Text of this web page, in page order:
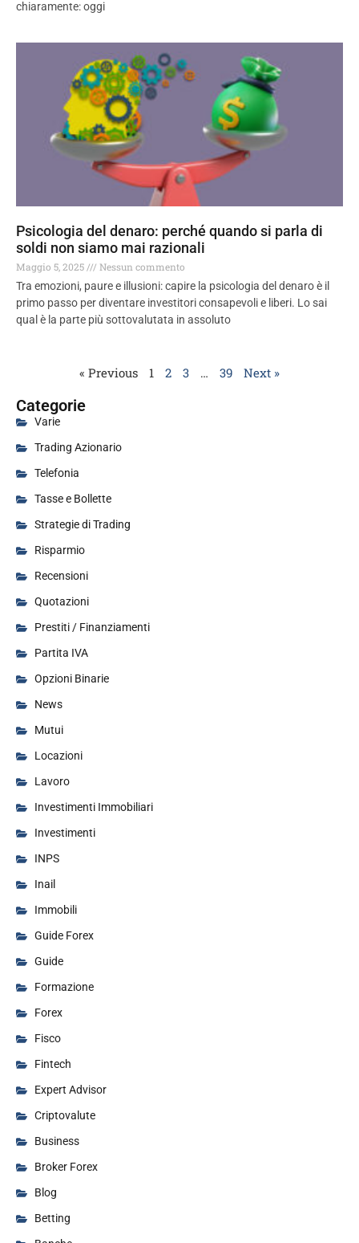
chiaramente: oggi
Psicologia del denaro: perché quando si parla di
soldi non siamo mai razionali
Maggio 5, 2025
Nessun commento
Tra emozioni, paure e illusioni: capire la psicologia del denaro è il
primo passo per diventare investitori consapevoli e liberi. Lo sai
qual è la parte più sottovalutata in assoluto
« Previous 1 2 3 … 39 Next »
Categorie
Varie
Trading Azionario
Telefonia
Tasse e Bollette
Strategie di Trading
Risparmio
Recensioni
Quotazioni
Prestiti / Finanziamenti
Partita IVA
Opzioni Binarie
News
Mutui
Locazioni
Lavoro
Investimenti Immobiliari
Investimenti
INPS
Inail
Immobili
Guide Forex
Guide
Formazione
Forex
Fisco
Fintech
Expert Advisor
Criptovalute
Business
Broker Forex
Blog
Betting